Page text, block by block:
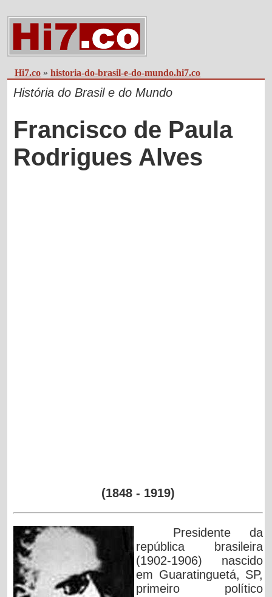
Hi7.co »historia-do-brasil-e-do-mundo.hi7.co
História do Brasil e do Mundo
Francisco de Paula
Rodrigues Alves
(1848 - 1919)
Presidente da
república brasileira
(1902-1906) nascido
em Guaratinguetá, SP,
primeiro político